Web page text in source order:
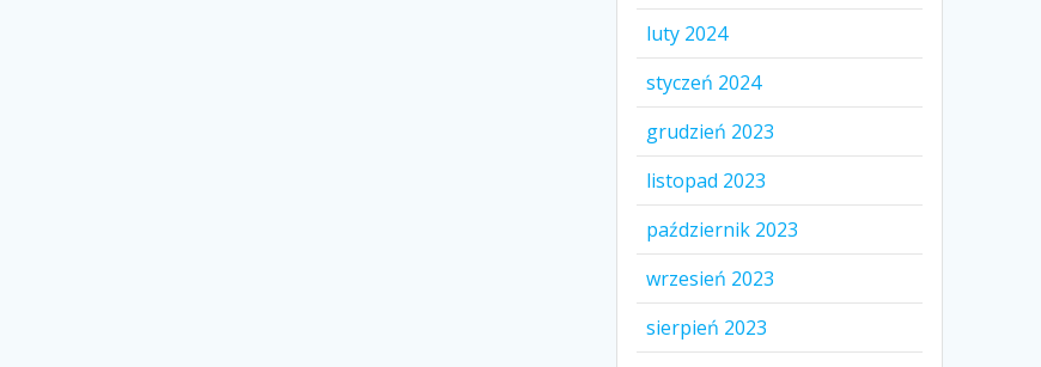
luty 2024
styczeń 2024
grudzień 2023
listopad 2023
październik 2023
wrzesień 2023
sierpień 2023